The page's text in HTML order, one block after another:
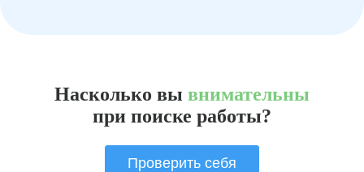
Насколько вы внимательны
при поиске работы?
Проверить себя